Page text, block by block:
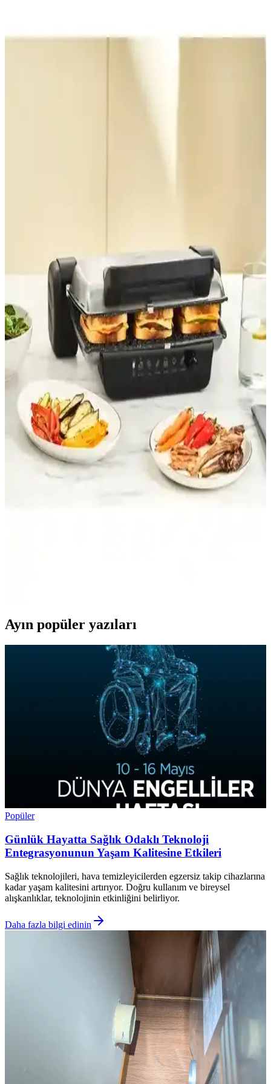
Korkmaz A316-13 Tostella ve Tefal Toast Expert
kapasite ve şık tasarımıyla günlük mutfak ihtiyaçlarını karşılar, kolay
kullanım ve temizlik sağlar.
Korkmaz Tostema Azura Maxi: Çok Fonksiyonlu,
Şık ve Güçlü Tost Makinesi Tanıtımı
Korkmaz Tostema Azura Maxi, yüksek güç, çok fonksiyon ve şık
tasarımıyla mutfakta pratiklik sağlar. Izgara, kızartma ve tost
özellikleriyle öne çıkar, kolay temizlenir ve dayanıklıdır.
Sinbo SSM 2571 ve Vestel Sefa T2002 Kırmızı Tost
Makinesi Karşılaştırması ve Özellikleri
Sinbo SSM 2571 ve Vestel Sefa T2002 tost makineleri güç, tasarım
ve performans açısından karşılaştırıldı. Kullanıcı yorumlarıyla
dayanıklılık ve kullanım kolaylığı değerlendirildi.
Karaca Gastro Classic ve Schafer Contempo Tost ve
Izgara Makinesi Karşılaştırması
Karaca Gastro Classic ve Schafer Contempo modellerinin
özellikleri, kullanıcı yorumları ve performansları detaylı
Ayın popüler yazıları
Popüler
Günlük Hayatta Sağlık Odaklı Teknoloji
Entegrasyonunun Yaşam Kalitesine Etkileri
Sağlık teknolojileri, hava temizleyicilerden egzersiz takip cihazlarına
kadar yaşam kalitesini artırıyor. Doğru kullanım ve bireysel
alışkanlıklar, teknolojinin etkinliğini belirliyor.
Daha fazla bilgi edinin